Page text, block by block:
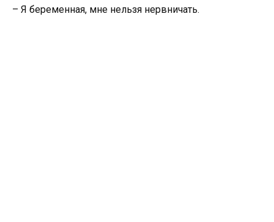
– Я беременная, мне нельзя нервничать.